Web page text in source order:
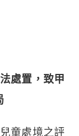
處置，致甲
童處境之評